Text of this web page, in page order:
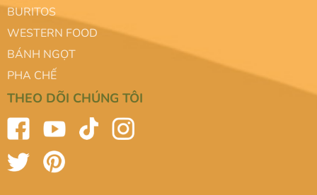
BURITOS
WESTERN FOOD
BÁNH NGỌT
PHA CHẾ
THEO DÕI CHÚNG TÔI